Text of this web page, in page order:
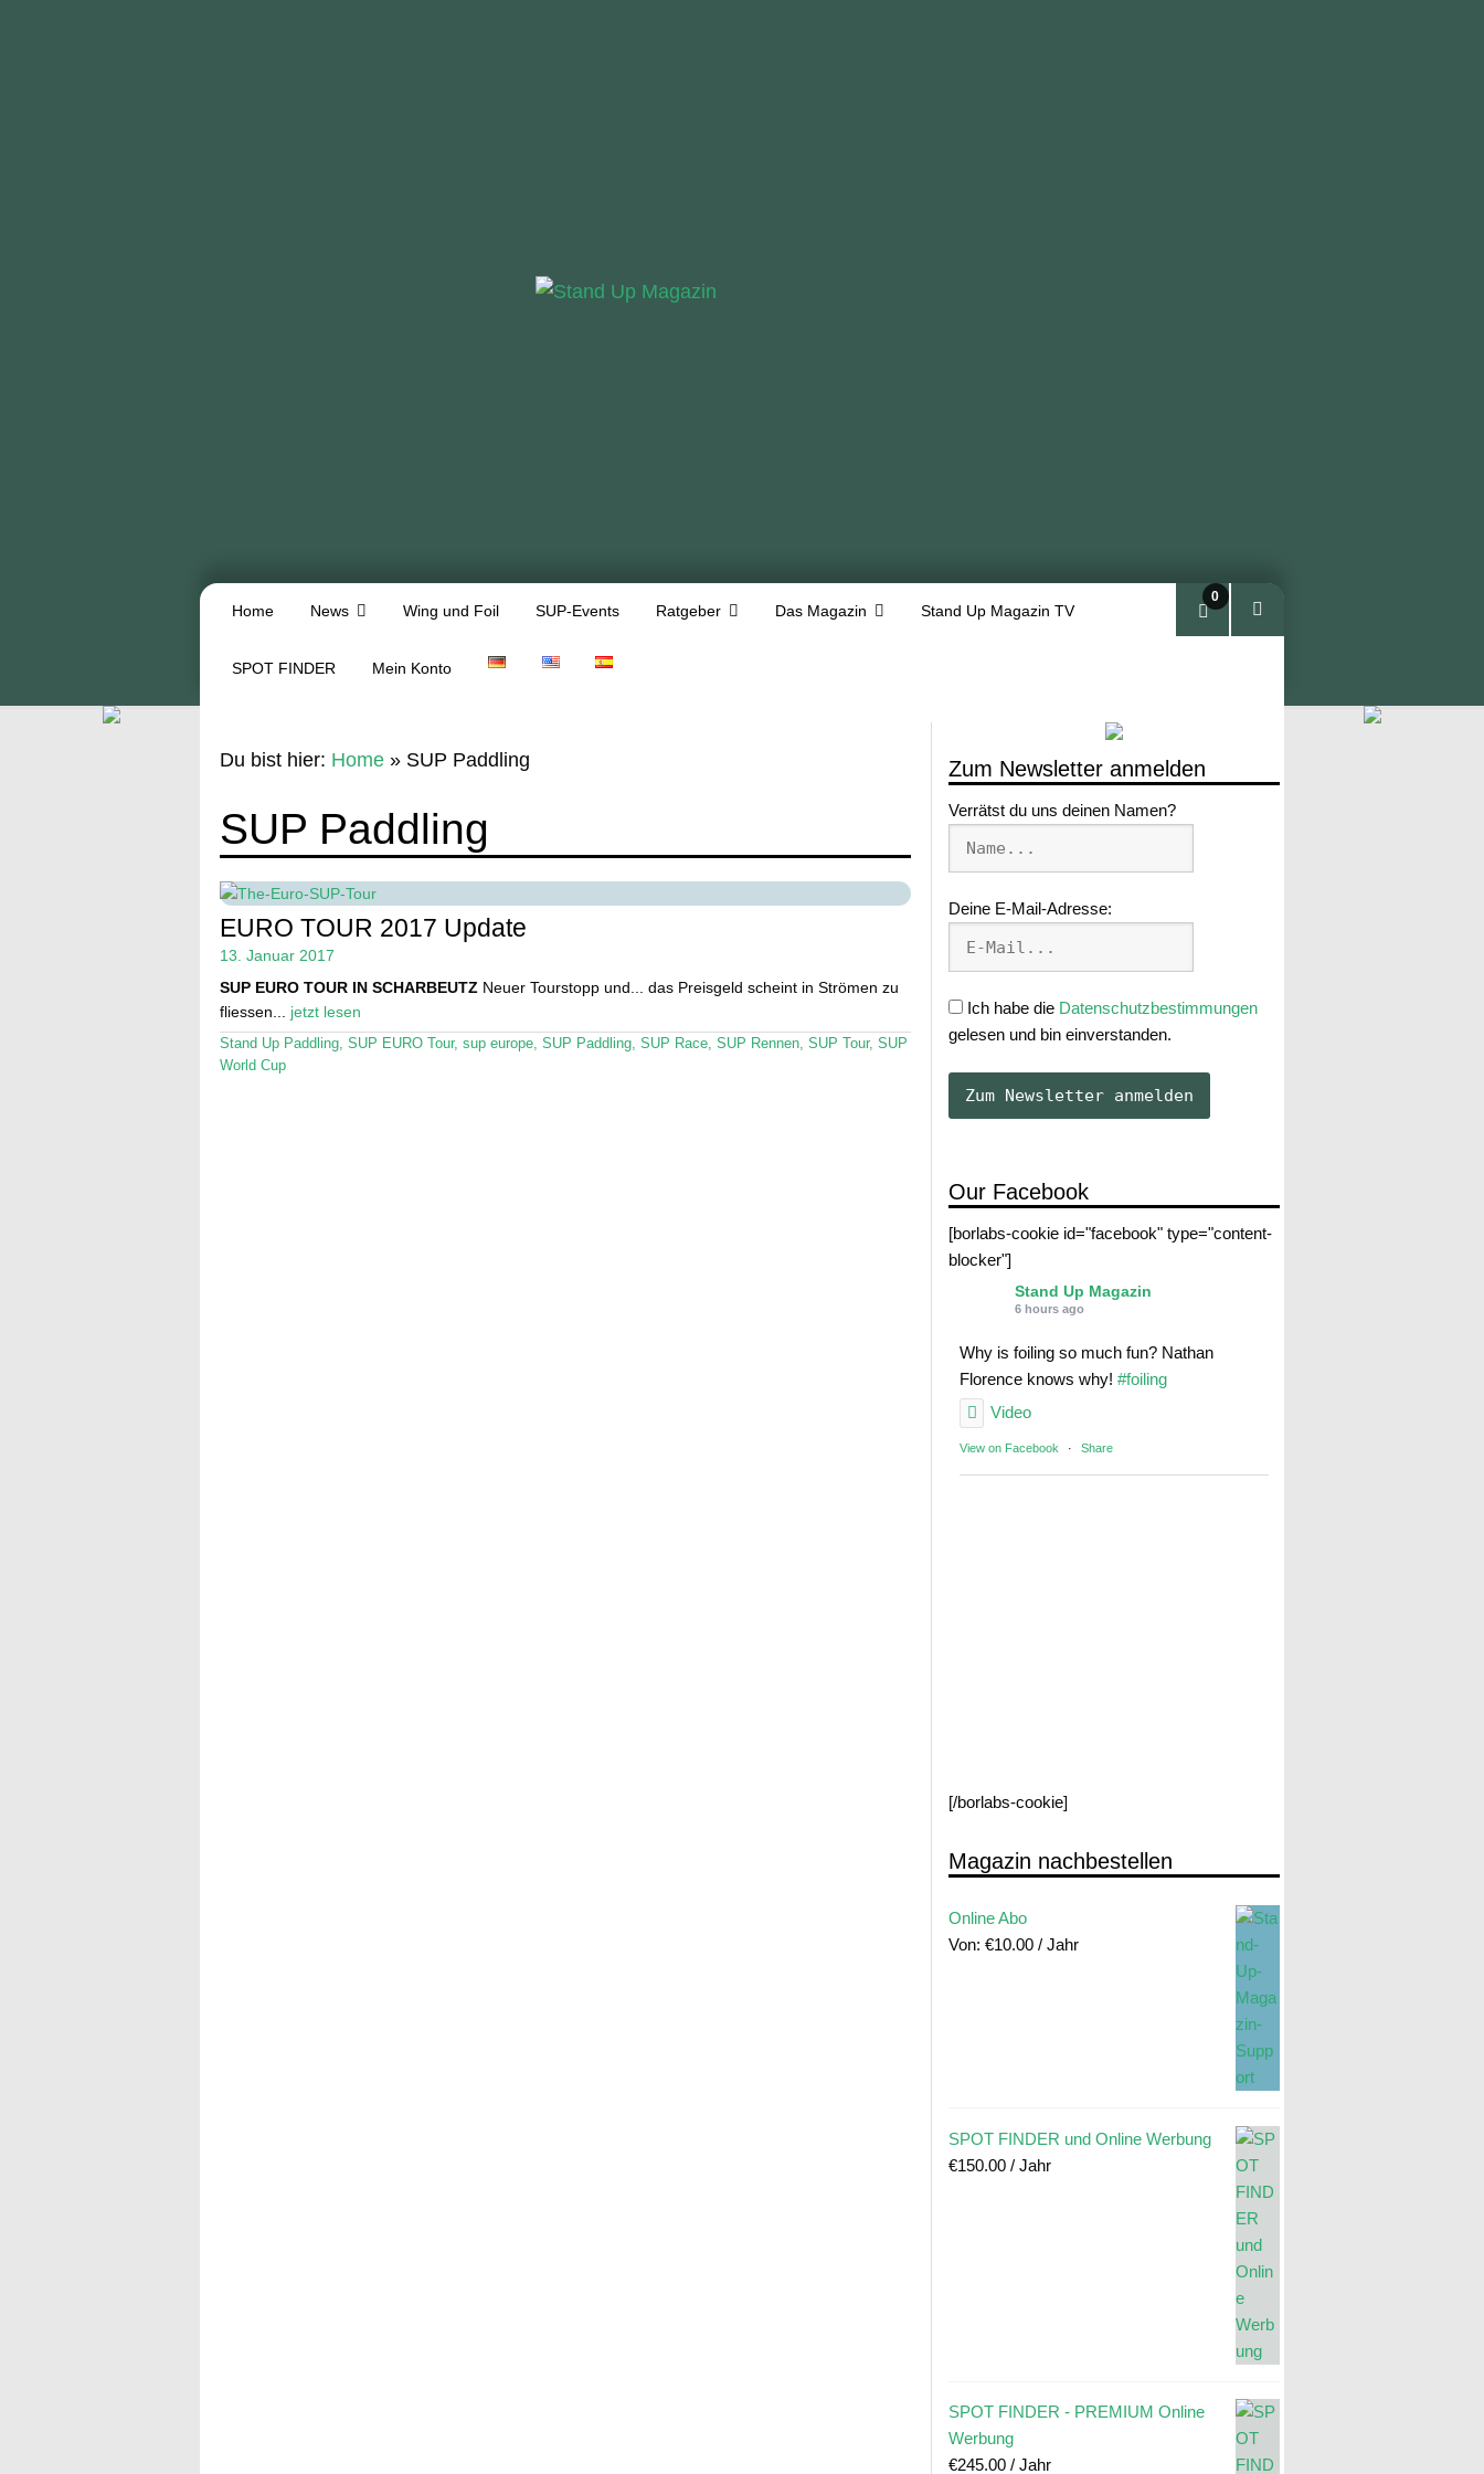
Home News Wing und Foil SUP-Events Ratgeber Das Magazin Stand Up Magazin TV
SPOT FINDER Mein Konto
0
Zum Newsletter anmelden
Verrätst du uns deinen Namen?
Deine E-Mail-Adresse:
Ich habe die Datenschutzbestimmungen
gelesen und bin einverstanden.
Our Facebook
[borlabs-cookie id="facebook" type="content-
blocker"]
Stand Up Magazin
6 hours ago
Why is foiling so much fun? Nathan
Florence knows why! #foiling
Video
View on Facebook · Share
[/borlabs-cookie]
Magazin nachbestellen
Online Abo
Von: €10.00 / Jahr
SPOT FINDER und Online Werbung
€150.00 / Jahr
SPOT FINDER - PREMIUM Online
Werbung
€245.00 / Jahr
Du bist hier: Home» SUP Paddling
SUP Paddling
EURO TOUR 2017 Update
13. Januar 2017
SUP EURO TOUR IN SCHARBEUTZNeuer Tourstopp und... das Preisgeld scheint in Strömen zu
fliessen... jetzt lesen
Stand Up Paddling, SUP EURO Tour, sup europe, SUP Paddling, SUP Race, SUP Rennen, SUP Tour, SUP
World Cup